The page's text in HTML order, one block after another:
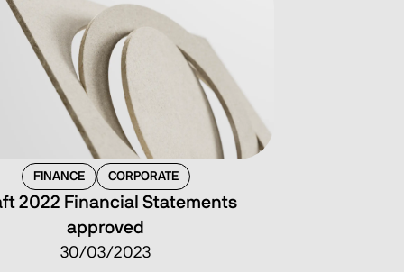
FINANCE CORPORATE
2022 Financial Statements
approved
30/03/2023